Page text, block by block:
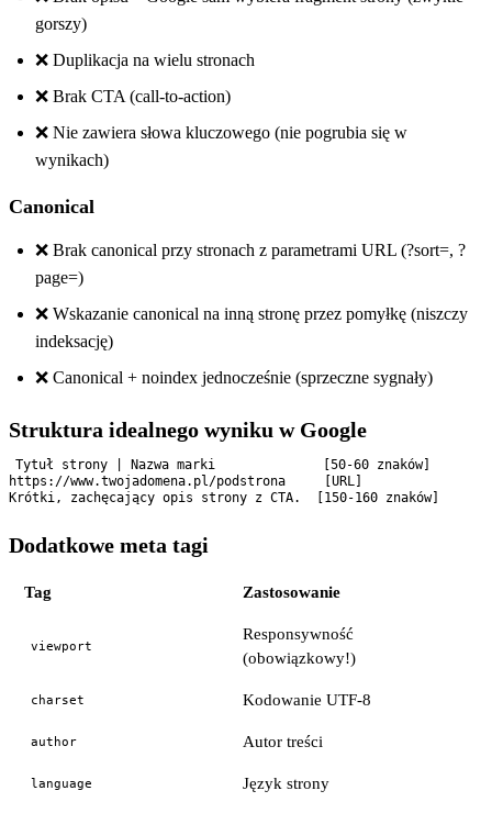
gorszy)
❌ Duplikacja na wielu stronach
❌ Brak CTA (call-to-action)
❌ Nie zawiera słowa kluczowego (nie pogrubia się w
wynikach)
Canonical
❌ Brak canonical przy stronach z parametrami URL (?sort=, ?
page=)
❌ Wskazanie canonical na inną stronę przez pomyłkę (niszczy
indeksację)
❌ Canonical + noindex jednocześnie (sprzeczne sygnały)
Struktura idealnego wyniku w Google
Tytuł strony | Nazwa marki              [50-60 znaków]
https://www.twojadomena.pl/podstrona     [URL]
Dodatkowe meta tagi
Tag Zastosowanie
viewport
Responsywność
(obowiązkowy!)
charset Kodowanie UTF-8
author Autor treści
language Język strony